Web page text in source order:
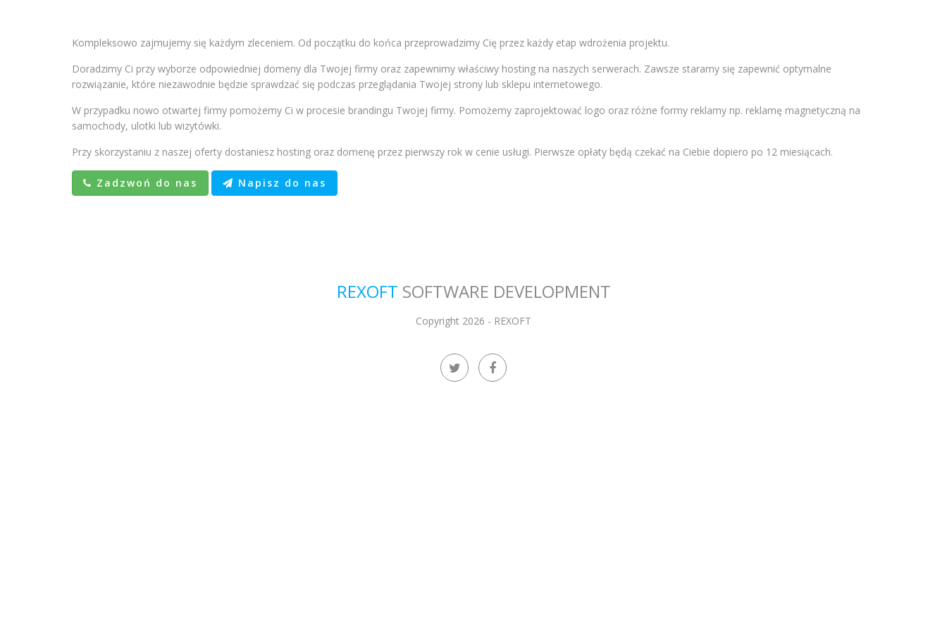
Kompleksowo zajmujemy się każdym zleceniem. Od początku do końca przeprowadzimy Cię przez każdy etap wdrożenia projektu.
Doradzimy Ci przy wyborze odpowiedniej domeny dla Twojej firmy oraz zapewnimy właściwy hosting na naszych serwerach. Zawsze staramy się zapewnić optymalne
rozwiązanie, które niezawodnie będzie sprawdzać się podczas przeglądania Twojej strony lub sklepu internetowego.
W przypadku nowo otwartej firmy pomożemy Ci w procesie brandingu Twojej firmy. Pomożemy zaprojektować logo oraz różne formy reklamy np. reklamę magnetyczną na
samochody, ulotki lub wizytówki.
Przy skorzystaniu z naszej oferty dostaniesz hosting oraz domenę przez pierwszy rok w cenie usługi. Pierwsze opłaty będą czekać na Ciebie dopiero po 12 miesiącach.
Zadzwoń do nas Napisz do nas
REXOFT SOFTWARE DEVELOPMENT
Copyright 2026 - REXOFT